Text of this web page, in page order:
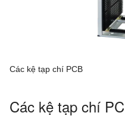
Các kệ tạp chí PCB
Các kệ tạp chí